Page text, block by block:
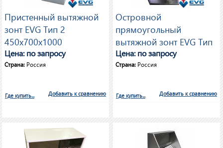
Пристенный вытяжной
зонт EVG Тип 2
450х700х1000
Цена: по запросу
Страна: Россия
Добавить к сравнению
Где купить...
Островной
прямоугольный
вытяжной зонт EVG Тип
3 450х1600х1800
Цена: по запросу
Страна: Россия
Добавить к сравнению
Где купить...